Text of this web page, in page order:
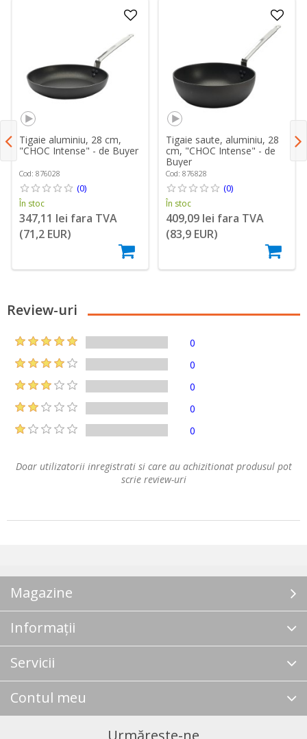
Tigaie aluminiu, 28 cm,
"CHOC Intense" - de Buyer
Cod: 876028
(0)
În stoc
347,11 lei fara TVA
(71,2 EUR)
Tigaie saute, aluminiu, 28
cm, "CHOC Intense" - de
Buyer
Cod: 876828
(0)
În stoc
409,09 lei fara TVA
(83,9 EUR)
Review-uri
0
0
0
0
0
Doar utilizatorii inregistrati si care au achizitionat produsul pot
scrie review-uri
Magazine
Informații
Servicii
Contul meu
Urmărește-ne